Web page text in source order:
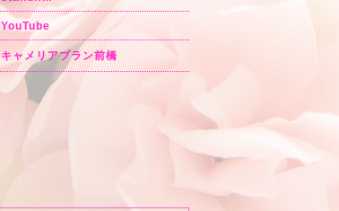
YouTube
キャメリアブラン前橋